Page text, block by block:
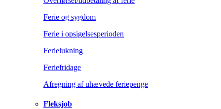
Ferie og sygdom
Ferie i opsigelsesperioden
Ferielukning
Feriefridage
Afregning af uhævede feriepenge
Fleksjob